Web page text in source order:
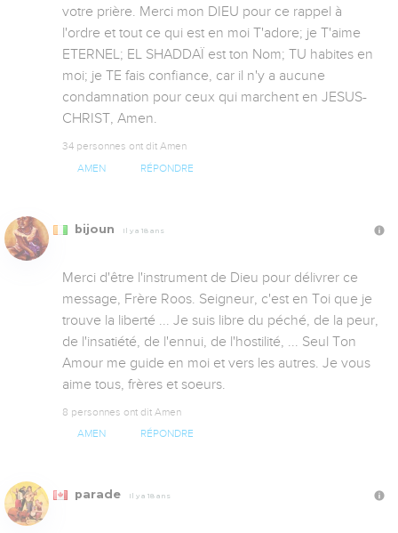
votre prière. Merci mon DIEU pour ce rappel à
l'ordre et tout ce qui est en moi T'adore; je T'aime
ETERNEL; EL SHADDAÏ est ton Nom; TU habites en
moi; je TE fais confiance, car il n'y a aucune
condamnation pour ceux qui marchent en JESUS-
CHRIST, Amen.
34 personnes ont dit Amen
AMEN RÉPONDRE
bijoun Il y a 18 ans
Merci d'être l'instrument de Dieu pour délivrer ce
message, Frère Roos. Seigneur, c'est en Toi que je
trouve la liberté ... Je suis libre du péché, de la peur,
de l'insatiété, de l'ennui, de l'hostilité, ... Seul Ton
Amour me guide en moi et vers les autres. Je vous
aime tous, frères et soeurs.
8 personnes ont dit Amen
AMEN RÉPONDRE
parade Il y a 18 ans